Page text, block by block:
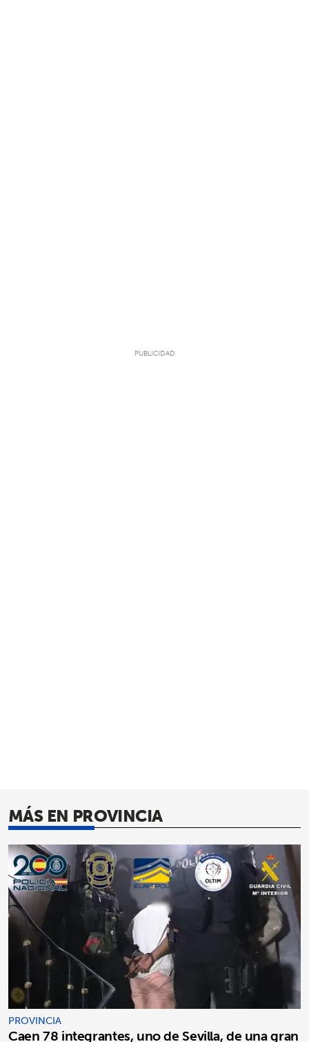
MÁS EN PROVINCIA
PROVINCIA
Caen 78 integrantes, uno de Sevilla, de una gran